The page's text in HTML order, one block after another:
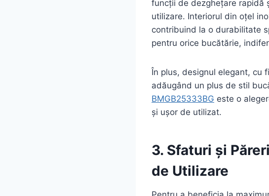
funcții de dezghețare rapidă
utilizare. Interiorul din oțel
contribuind la o durabilitate
pentru orice bucătărie,
În plus, designul elegant, cu
adăugând un plus de stil
BMGB25333BG este o
și ușor de utilizat.
3. Sfaturi și
de Utilizare